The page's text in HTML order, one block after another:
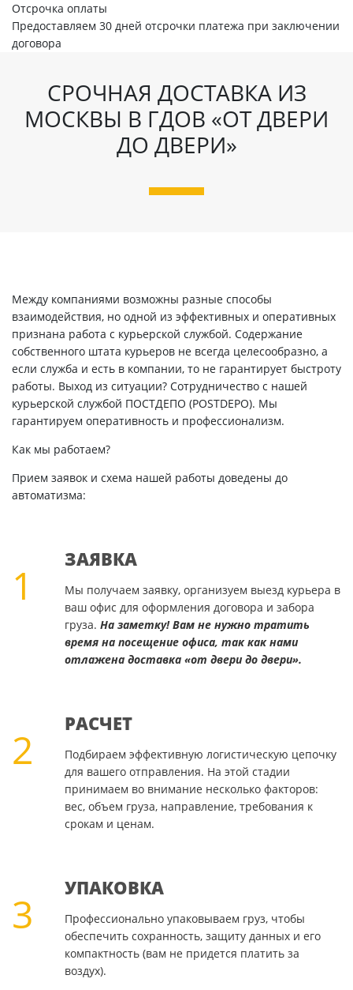
Отсрочка оплаты
Предоставляем 30 дней отсрочки платежа при заключении
договора
СРОЧНАЯ ДОСТАВКА ИЗ
МОСКВЫ В ГДОВ «ОТ ДВЕРИ
ДО ДВЕРИ»
Между компаниями возможны разные способы
взаимодействия, но одной из эффективных и оперативных
признана работа с курьерской службой. Содержание
собственного штата курьеров не всегда целесообразно, а
если служба и есть в компании, то не гарантирует быстроту
работы. Выход из ситуации? Сотрудничество с нашей
курьерской службой ПОСТДЕПО (POSTDEPO). Мы
гарантируем оперативность и профессионализм.
Как мы работаем?
Прием заявок и схема нашей работы доведены до
автоматизма:
1
ЗАЯВКА
Мы получаем заявку, организуем выезд курьера в
ваш офис для оформления договора и забора
груза. На заметку! Вам не нужно тратить
время на посещение офиса, так как нами
отлажена доставка «от двери до двери».
2
РАСЧЕТ
Подбираем эффективную логистическую цепочку
для вашего отправления. На этой стадии
принимаем во внимание несколько факторов:
вес, объем груза, направление, требования к
срокам и ценам.
3
УПАКОВКА
Профессионально упаковываем груз, чтобы
обеспечить сохранность, защиту данных и его
компактность (вам не придется платить за
воздух).